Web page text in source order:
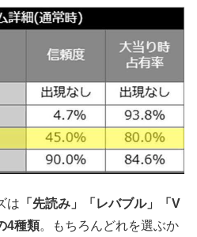
は 「先読み」「レバブル」「V
4種類。もちろんどれを選ぶか